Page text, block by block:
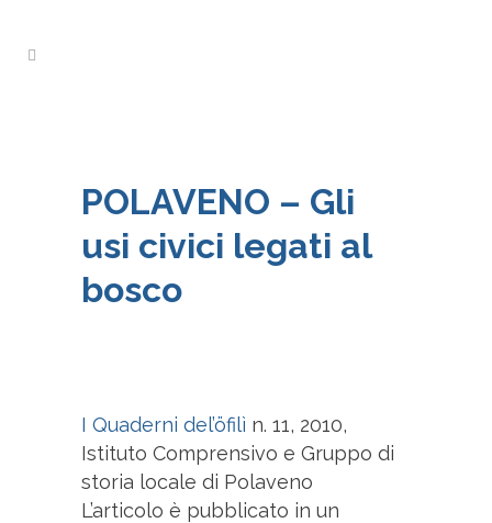
POLAVENO – Gli
usi civici legati al
bosco
I Quaderni del’öfilì n. 11, 2010,
Istituto Comprensivo e Gruppo di
storia locale di Polaveno
L’articolo è pubblicato in un